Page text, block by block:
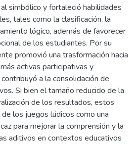
simbólico y fortaleció habilidades
tales como la clasificación, la
lógico, además de favorecer
de los estudiantes. Por su
promovió una trasformación hacia
activas participativas y
a la consolidación de
Si bien el tamaño reducido de la
de los resultados, estos
los juegos lúdicos como una
para mejorar la comprensión y la
aditivos en contextos educativos